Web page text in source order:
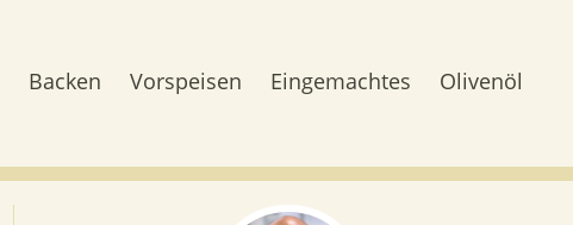
Backen Vorspeisen Eingemachtes Olivenöl